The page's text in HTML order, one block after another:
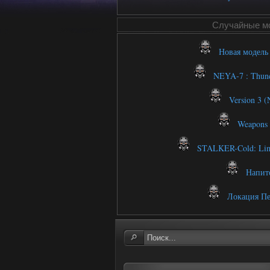
Случайные
Новая модель
NEYA-7 :
Version 3
STALKER-Cold:
Локация